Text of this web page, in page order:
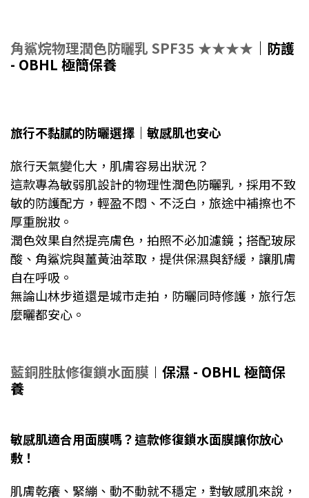
角鯊烷物理潤色防曬乳 SPF35 ★★★★ ｜防護
- OBHL 極簡保養
旅行不黏膩的防曬選擇｜敏感肌也安心
旅行天氣變化大，肌膚容易出狀況？
這款專為敏弱肌設計的物理性潤色防曬乳，採用不致
敏的防護配方，輕盈不悶、不泛白，旅途中補擦也不
厚重脫妝。
潤色效果自然提亮膚色，拍照不必加濾鏡；搭配玻尿
酸、角鯊烷與薑黃油萃取，提供保濕與舒緩，讓肌膚
自在呼吸。
無論山林步道還是城市走拍，防曬同時修護，旅行怎
麼曬都安心。
藍銅胜肽修復鎖水面膜 ︱ 保濕 - OBHL 極簡保
養
敏感肌適合用面膜嗎？這款修復鎖水面膜讓你放心
敷！
肌膚乾癢、緊繃、動不動就不穩定，對敏感肌來說，